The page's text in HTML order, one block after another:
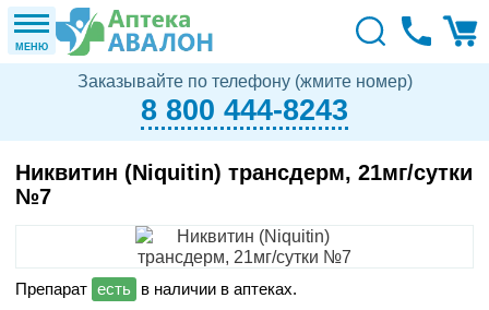
МЕНЮ
Заказывайте по телефону (жмите номер)
8 800 444-8243
Никвитин (Niquitin) трансдерм, 21мг/сутки
№7
в наличии в аптеках.